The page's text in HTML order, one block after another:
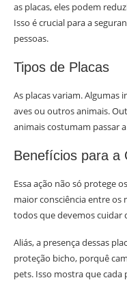
as placas, eles podem
Isso é crucial para a
pessoas.
Tipos de Placas
As placas variam.
aves ou outros animais.
animais costumam passar
Benefícios para a
Essa ação não só protege
maior consciência entre os
todos que devemos cuidar
Aliás, a presença dessas
proteção bicho, porquê
pets. Isso mostra que cada